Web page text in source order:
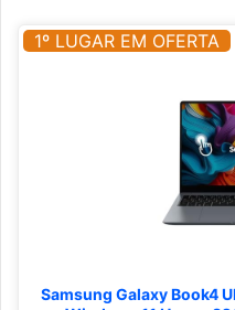
1º LUGAR EM OFERTA
Samsung Galaxy Book4